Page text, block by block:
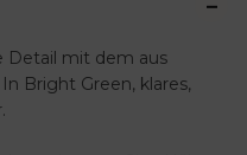
Detail mit dem aus
Bright Green, klares,